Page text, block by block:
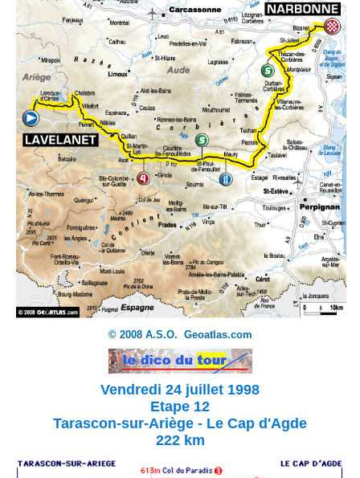
© 2008 A.S.O. Geoatlas.com
Vendredi 24 juillet 1998
Etape 12
Tarascon-sur-Ariège - Le Cap d'Agde
222 km